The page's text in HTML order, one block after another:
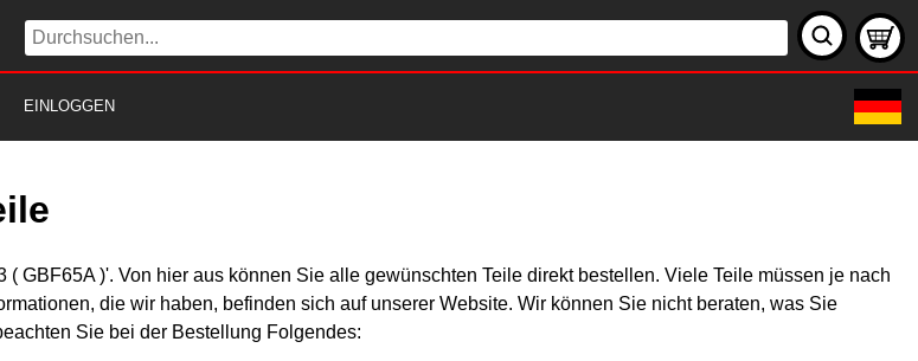
EINLOGGEN
GBF65A )'. Von hier aus können Sie alle gewünschten Teile direkt bestellen. Viele Teile müssen je nach
die wir haben, befinden sich auf unserer Website. Wir können Sie nicht beraten, was Sie
Sie bei der Bestellung Folgendes: